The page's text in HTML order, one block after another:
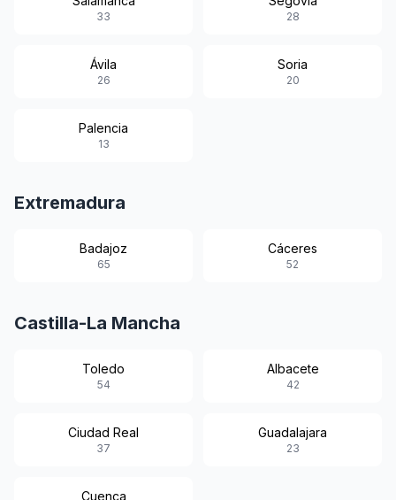
33 28
Ávila
26
Soria
20
Palencia
13
Extremadura
Badajoz
65
Cáceres
52
Castilla-La Mancha
Toledo
54
Albacete
42
Ciudad Real
37
Guadalajara
23
Cuenca